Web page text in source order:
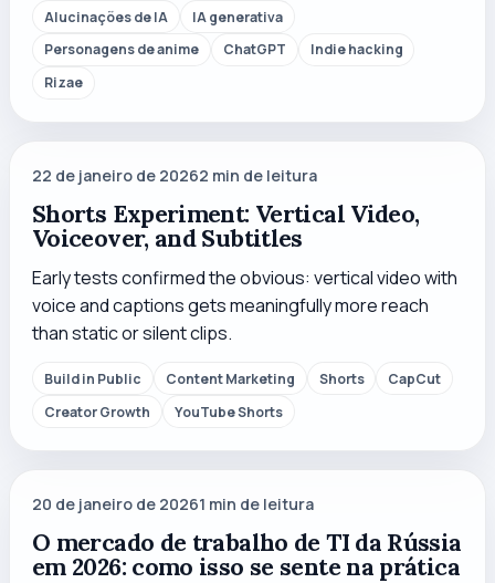
Alucinações de IA
IA generativa
Personagens de anime
ChatGPT
Indie hacking
Rizae
22 de janeiro de 20262 min de leitura
Shorts Experiment: Vertical Video,
Voiceover, and Subtitles
Early tests confirmed the obvious: vertical video with
voice and captions gets meaningfully more reach
than static or silent clips.
Build in Public Content Marketing Shorts
CapCut
Creator Growth
YouTube Shorts
20 de janeiro de 20261 min de leitura
O mercado de trabalho de TI da Rússia
em 2026: como isso se sente na prática